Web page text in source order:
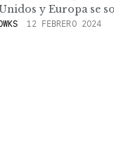
y Europa se
12 FEBRERO 2024